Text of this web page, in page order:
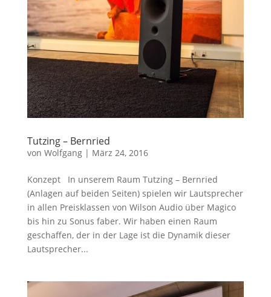
Tutzing – Bernried
von Wolfgang| März 24, 2016
Konzept In unserem Raum Tutzing – Bernried
(Anlagen auf beiden Seiten) spielen wir Lautsprecher
in allen Preisklassen von Wilson Audio über Magico
bis hin zu Sonus faber. Wir haben einen Raum
geschaffen, der in der Lage ist die Dynamik dieser
Lautsprecher...